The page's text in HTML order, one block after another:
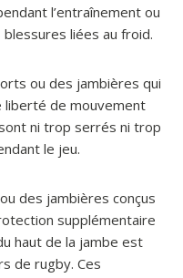
l’entraînement ou
liées au froid.
ou des jambières qui
de mouvement
ni trop serrés ni trop
le jeu.
des jambières conçus
supplémentaire
haut de la jambe est
de rugby. Ces